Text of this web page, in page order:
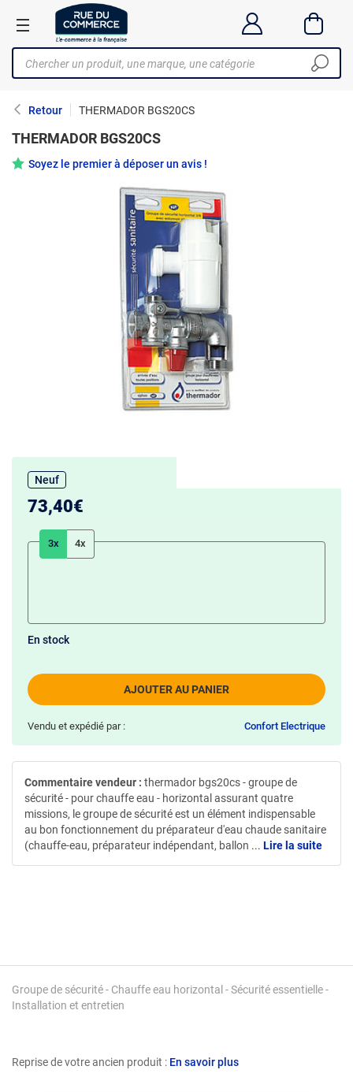
Retour THERMADOR BGS20CS
Reprise de votre ancien produit : En savoir plus
THERMADOR BGS20CS
Soyez le premier à déposer un avis !
Groupe de sécurité - Chauffe eau horizontal - Sécurité essentielle -
Installation et entretien
Neuf
73,40€
3x 4x
AJOUTER AU PANIER
En stock
Vendu et expédié par : Confort Electrique
Commentaire vendeur : thermador bgs20cs - groupe de
sécurité - pour chauffe eau - horizontal assurant quatre
missions, le groupe de sécurité est un élément indispensable
au bon fonctionnement du préparateur d'eau chaude sanitaire
(chauffe-eau, préparateur indépendant, ballon ... Lire la suite